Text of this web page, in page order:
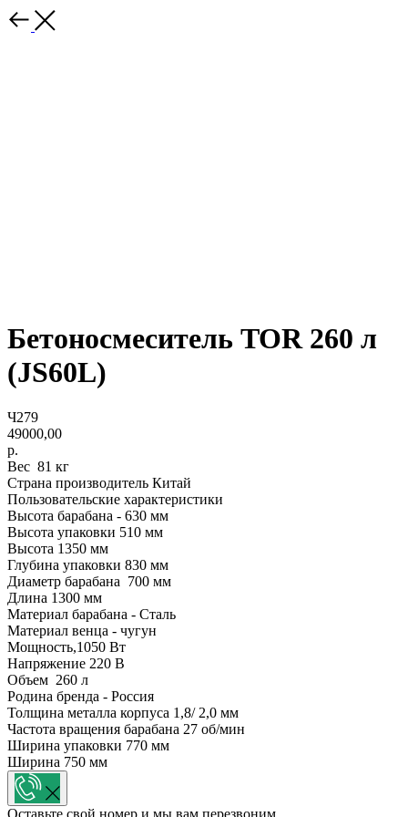
Бетоносмеситель TOR 260 л
(JS60L)
Ч279
49000,00
р.
Вес 81 кг
Страна производитель Китай
Пользовательские характеристики
Высота барабана - 630 мм
Высота упаковки 510 мм
Высота 1350 мм
Глубина упаковки 830 мм
Диаметр барабана 700 мм
Длина 1300 мм
Материал барабана - Сталь
Материал венца - чугун
Мощность,1050 Вт
Напряжение 220 В
Объем 260 л
Родина бренда - Россия
Толщина металла корпуса 1,8/ 2,0 мм
Частота вращения барабана 27 об/мин
Ширина упаковки 770 мм
Ширина 750 мм
Оставьте свой номер и мы вам перезвоним